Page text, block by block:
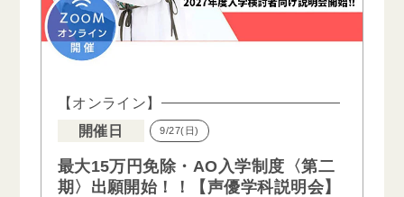
【オンライン】
開催日
9/27(日)
最大15万円免除・AO入学制度〈第二
期〉出願開始！！【声優学科説明会】